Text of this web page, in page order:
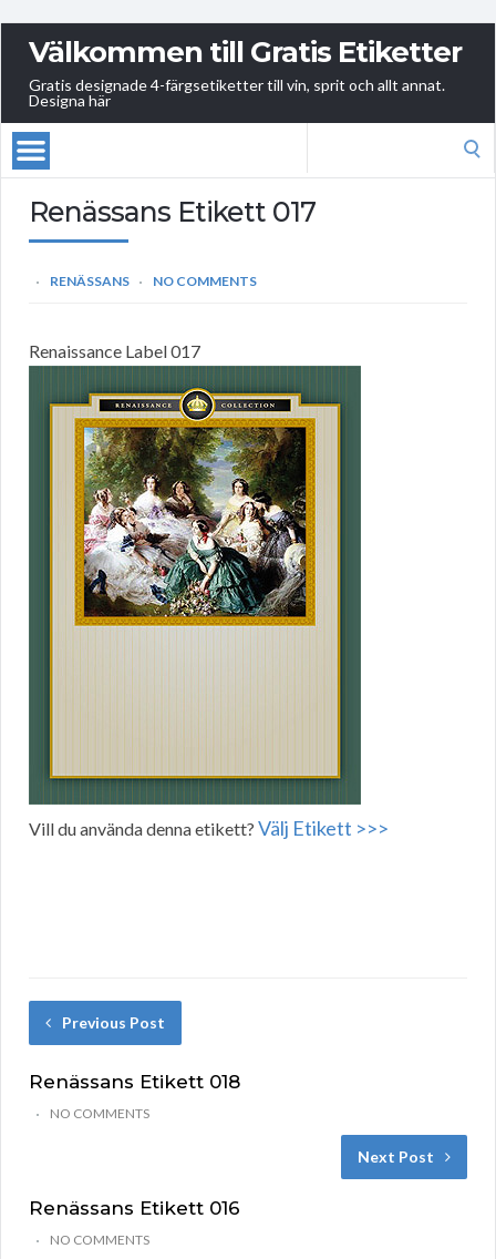
Välkommen till Gratis Etiketter
Gratis designade 4-färgsetiketter till vin, sprit och allt annat.
Designa här
Renässans Etikett 017
RENÄSSANS NO COMMENTS
Renaissance Label 017
Vill du använda denna etikett? Välj Etikett >>>
Previous Post
Renässans Etikett 018
NO COMMENTS
Next Post
Renässans Etikett 016
NO COMMENTS